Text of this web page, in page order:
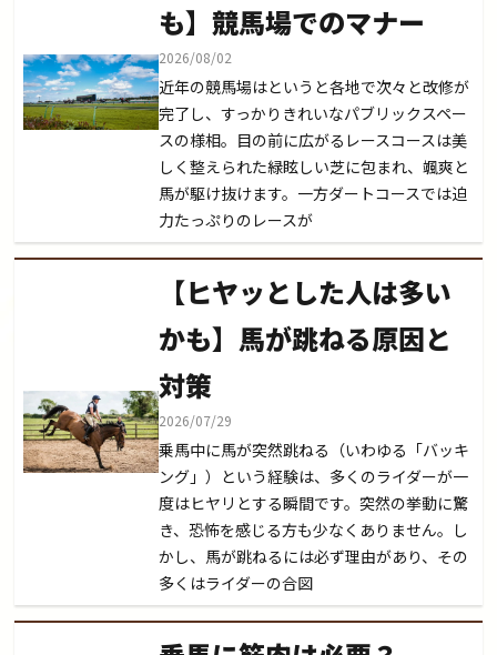
も】競馬場でのマナー
2026/08/02
近年の競馬場はというと各地で次々と改修が
完了し、すっかりきれいなパブリックスペー
スの様相。目の前に広がるレースコースは美
しく整えられた緑眩しい芝に包まれ、颯爽と
馬が駆け抜けます。一方ダートコースでは迫
力たっぷりのレースが
【ヒヤッとした人は多い
かも】馬が跳ねる原因と
対策
2026/07/29
乗馬中に馬が突然跳ねる（いわゆる「バッキ
ング」）という経験は、多くのライダーが一
度はヒヤリとする瞬間です。突然の挙動に驚
き、恐怖を感じる方も少なくありません。し
かし、馬が跳ねるには必ず理由があり、その
多くはライダーの合図